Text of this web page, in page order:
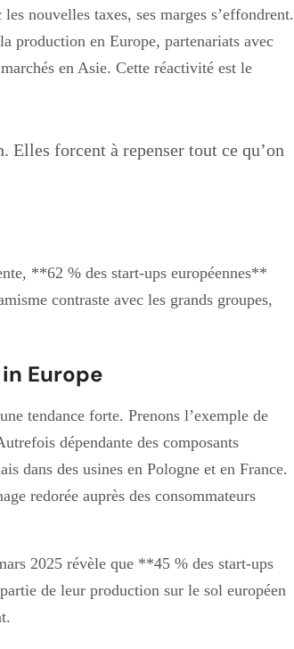
nouvelles taxes, ses marges s’effondrent.
production en Europe, partenariats avec
en Asie. Cette réactivité est le
Elles forcent à repenser tout ce qu’on
**62 % des start-ups européennes**
contraste avec les grands groupes,
Europe
tendance forte. Prenons l’exemple de
dépendante des composants
dans des usines en Pologne et en France.
redorée auprès des consommateurs
2025 révèle que **45 % des start-ups
de leur production sur le sol européen